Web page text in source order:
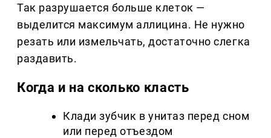
Так разрушается больше клеток —
выделится максимум аллицина. Не нужно
резать или измельчать, достаточно слегка
раздавить.
Когда и на сколько класть
Клади зубчик в унитаз перед сном
или перед отъездом